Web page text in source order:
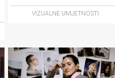
VIZUALNE UMJETNOSTI